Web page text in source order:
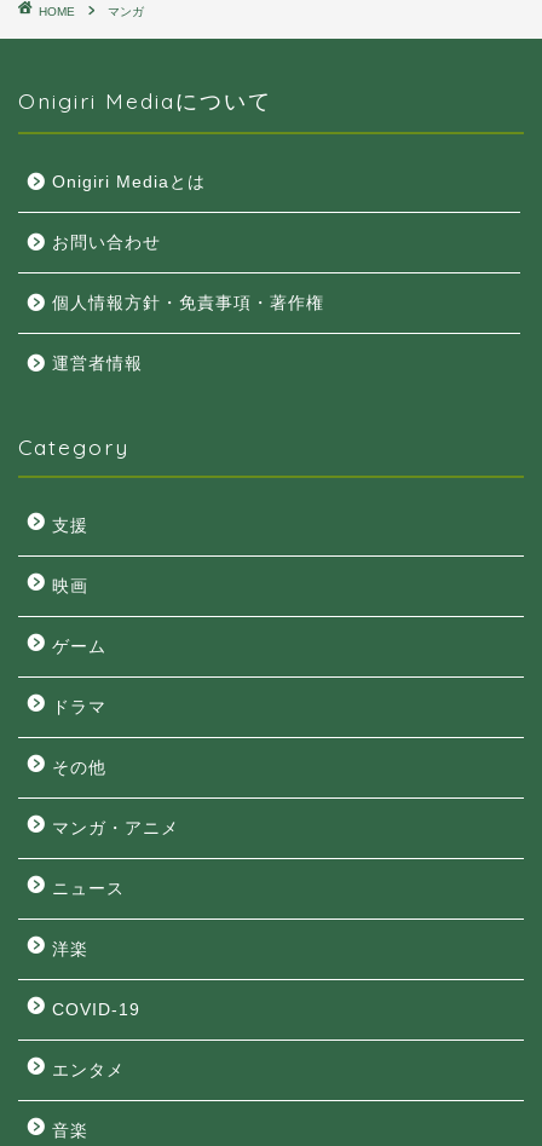
HOME マンガ
Onigiri Mediaについて
Onigiri Mediaとは
お問い合わせ
個人情報方針・免責事項・著作権
運営者情報
Category
支援
映画
ゲーム
ドラマ
その他
マンガ・アニメ
ニュース
洋楽
COVID-19
エンタメ
音楽